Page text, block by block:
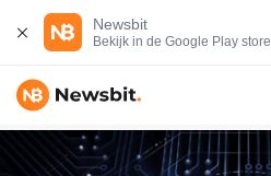
Newsbit
Bekijk in de Google Play store